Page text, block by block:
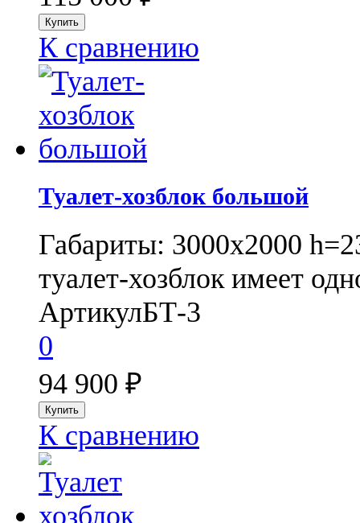
К сравнению
Туалет-хозблок большой
Габариты: 3000х2000
туалет-хозблок имеет
АртикулБТ-3
0
94 900 ₽
К сравнению